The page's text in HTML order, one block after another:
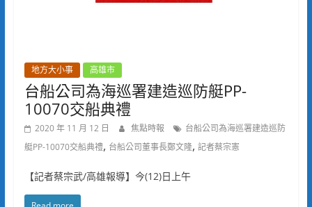
地方大小事 高雄市
台船公司為海巡署建造巡防艇PP-
10070交船典禮
2020 年 11 月 12 日 焦點時報
台船公司為海巡署建造巡防
艇PP-10070交船典禮, 台船公司董事長鄭文隆, 記者蔡宗憲
【記者蔡宗武/高雄報導】今(12)日上午